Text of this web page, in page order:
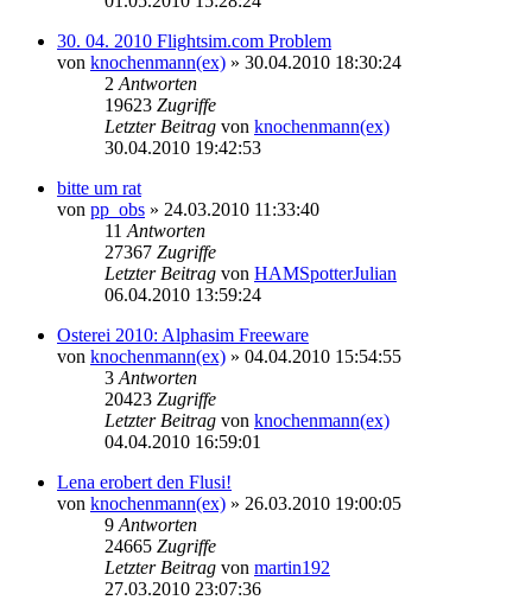
30. 04. 2010 Flightsim.com Problem
von knochenmann(ex) » 30.04.2010 18:30:24
2 Antworten
19623 Zugriffe
Letzter Beitrag von knochenmann(ex)
30.04.2010 19:42:53
bitte um rat
von pp_obs » 24.03.2010 11:33:40
11 Antworten
27367 Zugriffe
Letzter Beitrag von HAMSpotterJulian
06.04.2010 13:59:24
Osterei 2010: Alphasim Freeware
von knochenmann(ex) » 04.04.2010 15:54:55
3 Antworten
20423 Zugriffe
Letzter Beitrag von knochenmann(ex)
04.04.2010 16:59:01
Lena erobert den Flusi!
von knochenmann(ex) » 26.03.2010 19:00:05
9 Antworten
24665 Zugriffe
Letzter Beitrag von martin192
27.03.2010 23:07:36